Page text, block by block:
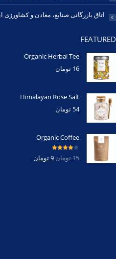
اتاق بازرگانی صنایع، معادن و کشاورزی
FEATURED
Organic Herbal Tee
16 تومان
Himalayan Rose Salt
54 تومان
Organic Coffee
امتیاز4.00
از 5 15تومان9تومان